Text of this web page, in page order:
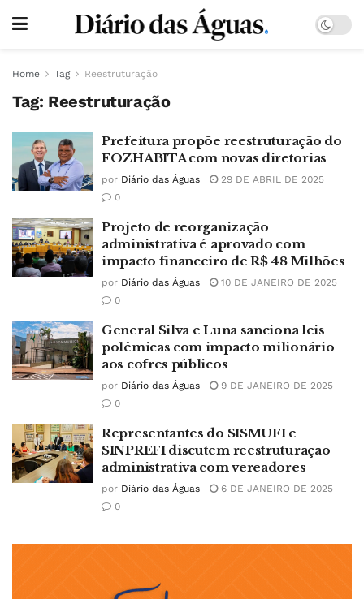
Home Tag Reestruturação
Tag: Reestruturação
Prefeitura propõe reestruturação do
FOZHABITA com novas diretorias
por Diário das Águas
29 DE ABRIL DE 2025
0
Projeto de reorganização
administrativa é aprovado com
impacto financeiro de R$ 48 Milhões
por Diário das Águas
10 DE JANEIRO DE 2025
0
General Silva e Luna sanciona leis
polêmicas com impacto milionário
aos cofres públicos
por Diário das Águas
9 DE JANEIRO DE 2025
0
Representantes do SISMUFI e
SINPREFI discutem reestruturação
administrativa com vereadores
por Diário das Águas
6 DE JANEIRO DE 2025
0